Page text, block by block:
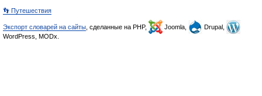
👣 Путешествия
Экспорт словарей на сайты , сделанные на PHP, Joomla,
Drupal,
WordPress, MODx.